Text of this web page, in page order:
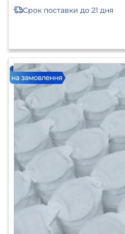
Срок поставки до 21 дня